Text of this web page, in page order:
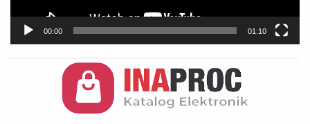
00:00 01:10